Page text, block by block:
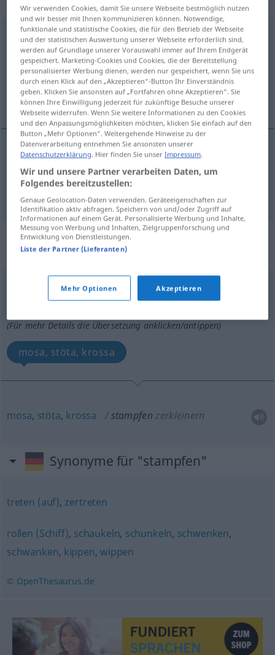
stampfenv/i
Übersicht aller Übersetzungen
(Für mehr Details die Übersetzung anklicken/antippen)
stampa, klampa
stampfen
klampa
„stampfen“: transitives Verb,
transitives Zeitwort
v/t
(Für mehr Details die Übersetzung anklicken/antippen)
mosa, stöta, krossa
mosa, stöta, krossa stampfen zerkleinern
Synonyme für "stampfen"
treten (auf), zertreten
rollen (Schiff), schaukeln, schunkeln, schwenken,
schwanken, kippen,wippen
© OpenThesaurus.de
Wir verwenden Cookies, damit Sie unsere Webseite bestmöglich nutzen
und wir besser mit Ihnen kommunizieren können. Notwendige,
funktionale und statistische Cookies, die für den Betrieb der Webseite
und der statistischen Auswertung unserer Webseite erforderlich sind,
werden auf Grundlage unserer Vorauswahl immer auf Ihrem Endgerät
gespeichert. Marketing-Cookies und Cookies, die der Bereitstellung
personalisierter Werbung dienen, werden nur gespeichert, wenn Sie uns
durch einen Klick auf den „Akzeptieren“-Button Ihr Einverständnis
geben. Klicken Sie ansonsten auf „Fortfahren ohne Akzeptieren“. Sie
können Ihre Einwilligung jederzeit für zukünftige Besuche unserer
Webseite widerrufen. Wenn Sie weitere Informationen zu den Cookies
und den Anpassungsmöglichkeiten möchten, klicken Sie einfach auf den
Button „Mehr Optionen“. Weitergehende Hinweise zu der
Datenverarbeitung entnehmen Sie ansonsten unserer
Datenschutzerklärung. Hier finden Sie unserImpressum.
Wir und unsere Partner verarbeiten Daten, um
Folgendes bereitzustellen:
Genaue Geolocation-Daten verwenden. Geräteeigenschaften zur
Identifikation aktiv abfragen. Speichern von und/oder Zugriff auf
Informationen auf einem Gerät. Personalisierte Werbung und Inhalte,
Messung von Werbung und Inhalten, Zielgruppenforschung und
Entwicklung von Dienstleistungen.
Liste der Partner (Lieferanten)
Mehr Optionen Akzeptieren